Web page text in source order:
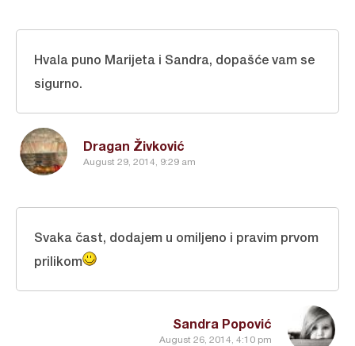
Dragan Živković
August 29, 2014, 9:29 am
Hvala puno Marijeta i Sandra, dopašće vam se
sigurno.
Sandra Popović
August 26, 2014, 4:10 pm
Svaka čast, dodajem u omiljeno i pravim prvom
prilikom